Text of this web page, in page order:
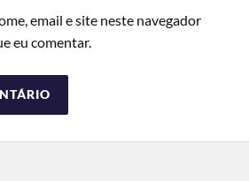
email e site neste navegador
eu comentar.